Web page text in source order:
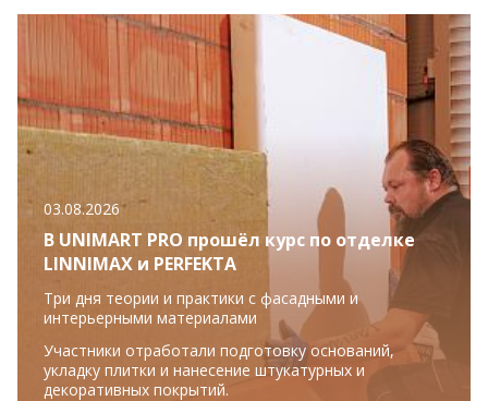
03.08.2026
В UNIMART PRO прошёл курс по отделке
LINNIMAX и PERFEKTA
Три дня теории и практики с фасадными и
интерьерными материалами
Участники отработали подготовку оснований,
укладку плитки и нанесение штукатурных и
декоративных покрытий.